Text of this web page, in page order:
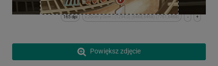
+
-
x:20cm y:0cm | (1294,0) (6468,6468) (7761,6468)
165 dpi
Powiększ zdjęcie